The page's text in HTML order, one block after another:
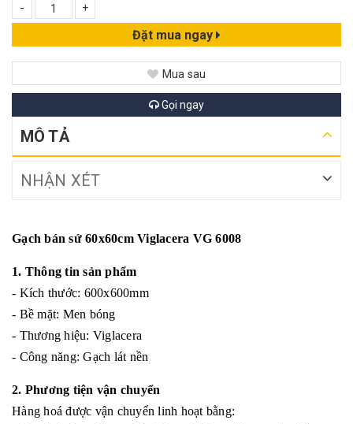
-
+
Đặt mua ngay
Mua sau
Gọi ngay
MÔ TẢ
NHẬN XÉT
Gạch bán sứ 60x60cm Viglacera VG 6008
1. Thông tin sản phẩm
- Kích thước: 600x600mm
- Bề mặt: Men bóng
- Thương hiệu: Viglacera
- Công năng: Gạch lát nền
2. Phương tiện vận chuyển
Hàng hoá được vận chuyển linh hoạt bằng: